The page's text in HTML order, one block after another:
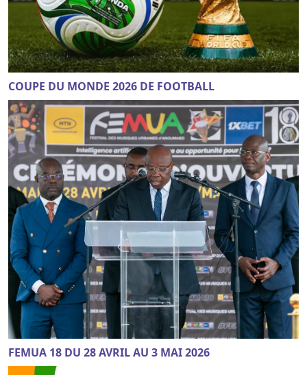
COUPE DU MONDE 2026 DE FOOTBALL
FEMUA 18 DU 28 AVRIL AU 3 MAI 2026